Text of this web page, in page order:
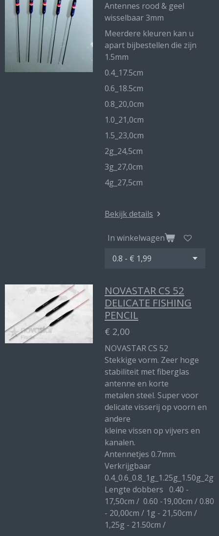
Antennes rood & geel
wisselbaar 3mm
Meerdere kleuren kan u
apart bijbestellen die zijn
1.5mm
0.4_17.5cm
0.6_18.5cm
0.8_20,0cm
1.0_21,0cm
1.5_23,0cm
2g_24,5cm
3g_27,0cm
4g_27,5cm
Bekijk details
In winkelwagen
NOVASTAR CS 52
DELICATE FISHING
PENCIL
€ 2,00
NOVASTAR CS 52
Stekkige vorm. Zeer hoge
stabiliteit met fiberglas
antenne en korte
metalen steel. Super voor
delicate visserij op voorn en
andere
kleine vissen op vijvers en
kanalen.
Antennetjes 0.7mm.
Verkrijgbaar
0.4_0.6_0.8_1g_1.25g_1.50g_2g
Lengte dobbers 0.40 -
17,50cm / 0.60 -19,00cm / 0.80
- 20,00cm / 1g - 21,50cm /
1,25g - 21.50cm /